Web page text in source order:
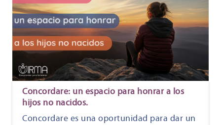
Concordare: un espacio para honrar a los
hijos no nacidos.
Concordare es una oportunidad para dar un